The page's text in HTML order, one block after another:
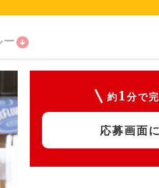
ー
約 1 分で完
応募画面